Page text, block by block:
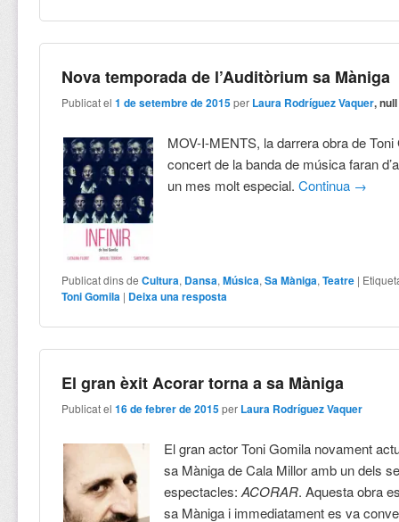
Nova temporada de l’Auditòrium sa Màniga
Publicat el1 de setembre de 2015 per Laura Rodríguez Vaquer, null
MOV-I-MENTS, la darrera obra de Toni
concert de la banda de música faran
un mes molt especial.Continua →
Publicat dins de Cultura, Dansa,Música,Sa Màniga,Teatre |
Toni Gomila | Deixa una resposta
El gran èxit Acorar torna a sa Màniga
Publicat el16 de febrer de 2015 per Laura Rodríguez Vaquer
El gran actor Toni Gomila novament
sa Màniga de Cala Millor amb un dels
espectacles:ACORAR. Aquesta obra
sa Màniga i immediatament es va